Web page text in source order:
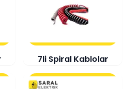
7li Spiral Kablolar